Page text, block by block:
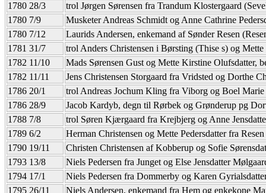
1780 28/3
trol Jørgen Sørensen fra Trandum Klostergaard
1780 7/9
Musketer Andreas Schmidt og Anne Cathrine
1780 7/12
Laurids Andersen, enkemand af Sønder Resen
1781 31/7
trol Anders Christensen i Børsting (Thise s) og Mette
1782 11/10
Mads Sørensen Gust og Mette Kirstine Olufsdatter,
1782 11/11
Jens Christensen Storgaard fra Vridsted og Dorthe
1786 20/1
trol Andreas Jochum Kling fra Viborg og Boel Marie
1786 28/9
Jacob Kardyb, degn til Rørbek og Grønderup pg
1788 7/8
trol Søren Kjærgaard fra Krejbjerg og Anne
1789 6/2
Herman Christensen og Mette Pedersdatter fra Resen
1790 19/11
Christen Christensen af Kobberup og Sofie
1793 13/8
Niels Pedersen fra Junget og Else Jensdatter
1794 17/1
Niels Pedersen fra Dommerby og Karen
1795 26/11
Niels Andersen, enkemand fra Hem og enkekone